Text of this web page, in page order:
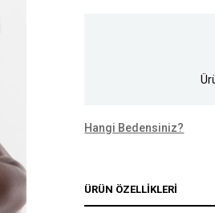
Hangi Bedensiniz?
ÜRÜN ÖZELLIKLERI